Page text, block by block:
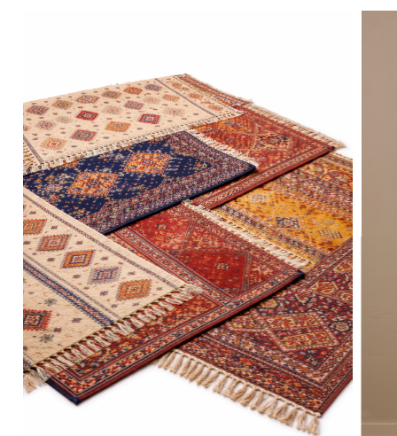
céramiques artisanales et soirées d’été au bord de
la mer.
Parfaits pour un thème italien, amalfi, côte
méditerranéenne ou summer chic, les séparateurs
Dolce Vita apportent structure, élégance et
caractère à votre scénographie.